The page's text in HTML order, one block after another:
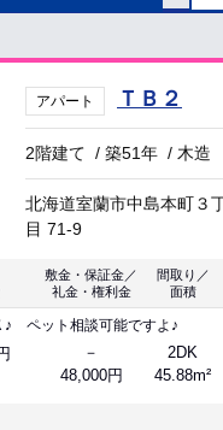
アパート ＴＢ２
2階建て /築51年 / 木造
北海道室蘭市中島本町３
目 71-9
敷金・保証金／
礼金・権利金
間取り／
面積
♪ ペット相談可能ですよ♪
－
48,000円
2DK
45.88m²